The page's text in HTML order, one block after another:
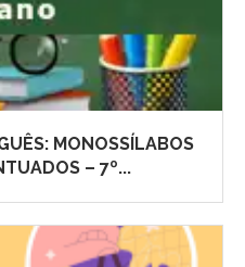
MONOSSÍLABOS
– 7º...